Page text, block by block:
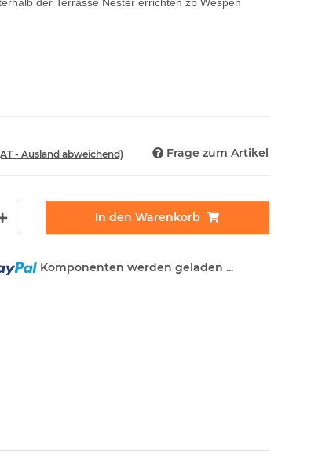
der Terrasse Nester errichten zb Wespen
- Ausland abweichend) Frage zum Artikel
In den Warenkorb
Komponenten werden geladen ...